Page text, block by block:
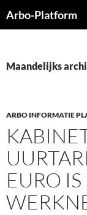
naar
Arbo-Platform
Maandelijks
ARBO INFORMATIE
EURO